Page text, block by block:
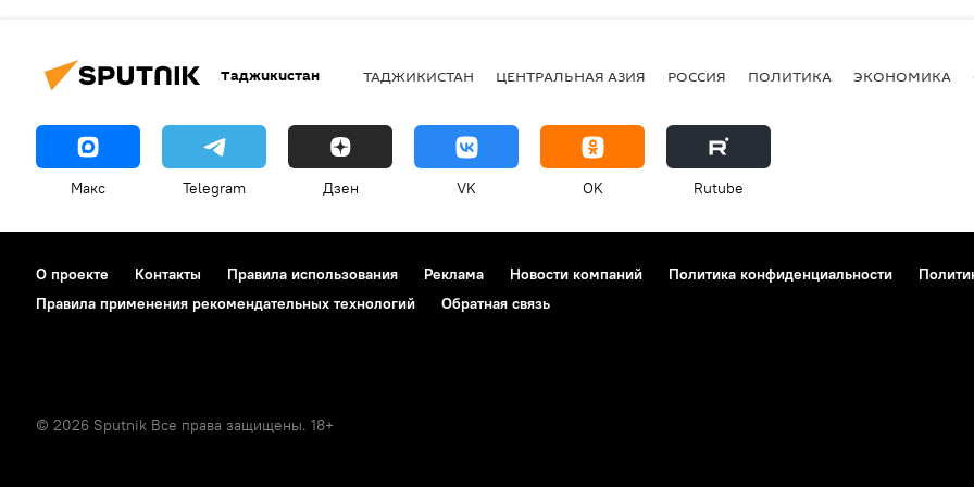
Таджикистан ТАДЖИКИСТАН ЦЕНТРАЛЬНАЯ АЗИЯ РОССИЯ ПОЛИТИКА ЭКОНОМИКА
Макс Telegram Дзен VK OK Rutube
О проекте Контакты Правила использования Реклама Новости компаний Политика конфиденциальности
Правила применения рекомендательных технологий
Обратная связь
© 2026 Sputnik Все права защищены. 18+